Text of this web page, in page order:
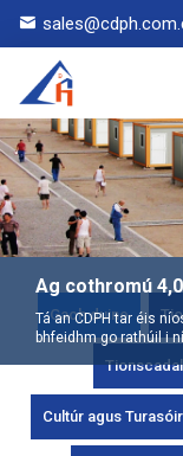
Ag cothromú
Tá an CDPH tar éis
bhfeidhm go rathúil i
Gach duine
Cultúr agus